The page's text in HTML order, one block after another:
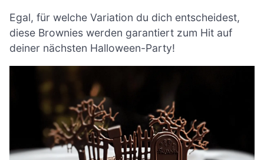
Egal, für welche Variation du dich entscheidest,
diese Brownies werden garantiert zum Hit auf
deiner nächsten Halloween-Party!